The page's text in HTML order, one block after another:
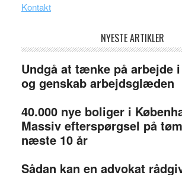
Kontakt
NYESTE ARTIKLER
Undgå at tænke på arbejde
og genskab arbejdsglæden
40.000 nye boliger i
Massiv efterspørgsel på
næste 10 år
Sådan kan en advokat